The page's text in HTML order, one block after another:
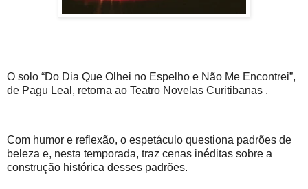
O solo “Do Dia Que Olhei no Espelho e Não Me Encontrei”,
de Pagu Leal, retorna ao Teatro Novelas Curitibanas .
Com humor e reflexão, o espetáculo questiona padrões de
beleza e, nesta temporada, traz cenas inéditas sobre a
construção histórica desses padrões.